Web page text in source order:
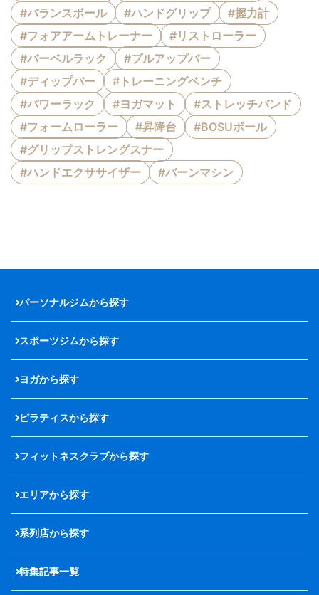
#バランスボール
#ハンドグリップ
#握力計
#フォアアームトレーナー
#リストローラー
#バーベルラック
#プルアップバー
#ディップバー
#トレーニングベンチ
#パワーラック
#ヨガマット
#ストレッチバンド
#フォームローラー
#昇降台
#BOSUボール
#グリップストレングスナー
#ハンドエクササイザー
#バーンマシン
パーソナルジムから探す
スポーツジムから探す
ヨガから探す
ピラティスから探す
フィットネスクラブから探す
エリアから探す
系列店から探す
特集記事一覧